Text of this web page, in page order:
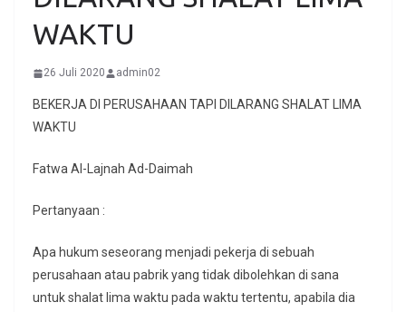
WAKTU
26 Juli 2020 admin02
BEKERJA DI PERUSAHAAN TAPI DILARANG SHALAT LIMA
WAKTU
Fatwa Al-Lajnah Ad-Daimah
Pertanyaan :
Apa hukum seseorang menjadi pekerja di sebuah
perusahaan atau pabrik yang tidak dibolehkan di sana
untuk shalat lima waktu pada waktu tertentu, apabila dia